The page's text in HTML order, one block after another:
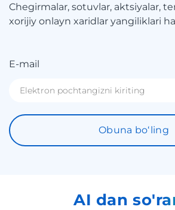
Chegirmalar, sotuvlar, aktsiyalar,
xorijiy onlayn xaridlar yangiliklari
E-mail
Obuna boʻling
AI dan